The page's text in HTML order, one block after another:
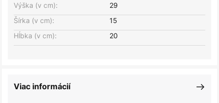
Šírka (v cm): 15
Výška (v cm): 29
Hĺbka (v cm): 20
Viac informácií